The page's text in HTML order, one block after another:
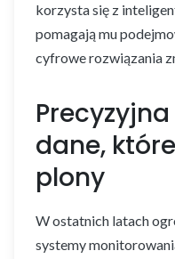
korzysta się z
pomagają mu
cyfrowe rozwiązania
dane,
plony
W ostatnich latach
systemy